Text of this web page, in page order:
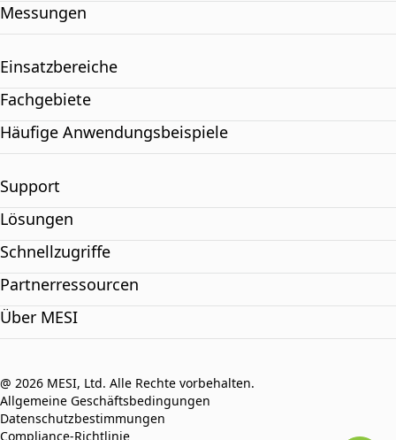
Messungen
Einsatzbereiche
Fachgebiete
Häufige Anwendungsbeispiele
Support
Lösungen
Schnellzugriffe
Partnerressourcen
Über MESI
@ 2026 MESI, Ltd. Alle Rechte vorbehalten.
Allgemeine Geschäftsbedingungen
Datenschutzbestimmungen
Compliance-Richtlinie